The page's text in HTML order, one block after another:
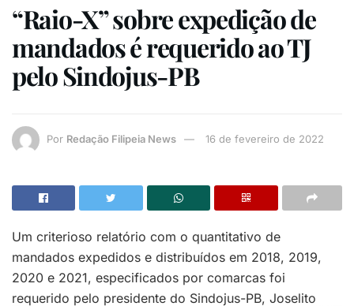
“Raio-X” sobre expedição de
mandados é requerido ao TJ
pelo Sindojus-PB
Por Redação Filipeia News 16 de fevereiro de 2022
Um criterioso relatório com o quantitativo de
mandados expedidos e distribuídos em 2018, 2019,
2020 e 2021, especificados por comarcas foi
requerido pelo presidente do Sindojus-PB, Joselito